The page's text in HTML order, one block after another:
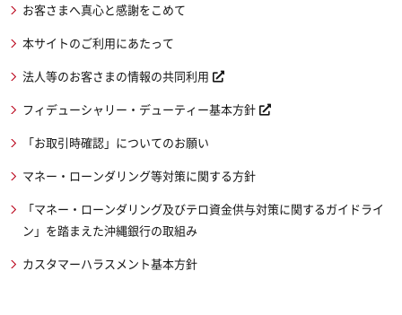
お客さまへ真心と感謝をこめて
本サイトのご利用にあたって
法人等のお客さまの情報の共同利用
フィデューシャリー・デューティー基本方針
「お取引時確認」についてのお願い
マネー・ローンダリング等対策に関する方針
「マネー・ローンダリング及びテロ資金供与対策に関するガイドライ
ン」を踏まえた沖縄銀行の取組み
カスタマーハラスメント基本方針